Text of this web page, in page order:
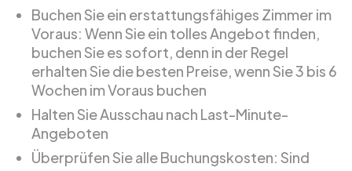
Buchen Sie ein erstattungsfähiges Zimmer im
Voraus: Wenn Sie ein tolles Angebot finden,
buchen Sie es sofort, denn in der Regel
erhalten Sie die besten Preise, wenn Sie 3 bis 6
Wochen im Voraus buchen
Halten Sie Ausschau nach Last-Minute-
Angeboten
Überprüfen Sie alle Buchungskosten: Sind